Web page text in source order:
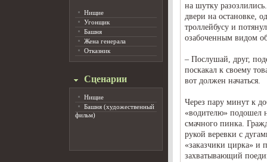
Нищие
Угонщик
Башня
Жена генерала
Отказник
Сценарии
Нищие
Башня (художественный
фильм)
на шутку
двери на остановке,
троллейбусу и
озабоченным видом
– Послушай, друг,
поскакал к своему
вот должен начаться.
Через пару минут к
«водителю» подошел
смачного пинка.
рукой веревки с
«заказчики цирка» и
захватывающий